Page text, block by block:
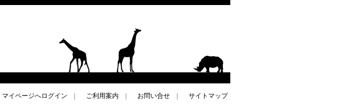
マイページへログイン ｜ ご利用案内 ｜ お問い合せ ｜ サイトマップ